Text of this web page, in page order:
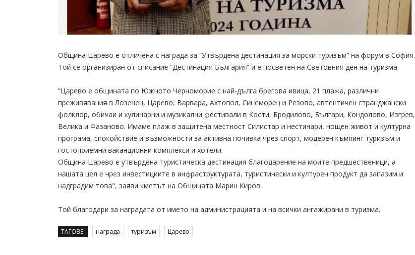
Община Царево е отличена с награда за “Утвърдена дестинация за морски туризъм” на форум в София.
Той се организиран от списание “Дестинация България” и е посветен на Световния ден на туризма.
”Царево е общината по Южното Черноморие с най-дълга брегова ивица, 21 плажа, различни
преживявания в Лозенец, Царево, Варвара, Ахтопол, Синеморец и Резово, автентичен странджански
фолклор, обичаи и кулинарни и музикални фестивали в Кости, Бродилово, Българи, Кондолово, Изгрев,
Велика и Фазаново. Имаме плаж в защитена местност Силистар и нестинари, нощен живот и културна
програма, спокойствие и възможности за активна почивка чрез спорт, модерен къмпинг туризъм и
гостоприемни ваканционни комплекси и хотели.
Община Царево е утвърдена туристическа дестинация благодарение на моите предшественици, а
нашата цел е чрез инвестициите в инфраструктурата, туристически и културен продукт да запазим и
надградим това", заяви кметът на Общината Марин Киров.
Той благодари за наградата от името на администрацията и на всички ангажирани в туризма.
ТАГОВЕ: награда туризъм Царево